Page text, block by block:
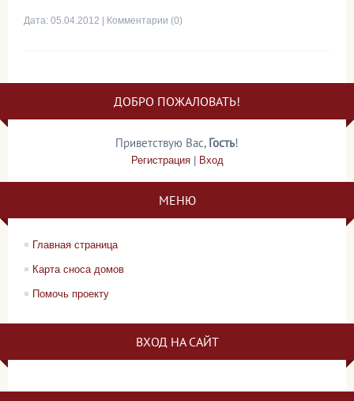
Дата: 05.04.2012 Комментарии (0)
ДОБРО ПОЖАЛОВАТЬ!
Приветствую Вас, Гость!
Регистрация| Вход
МЕНЮ
Главная страница
Карта сноса домов
Помочь проекту
ВХОД НА САЙТ